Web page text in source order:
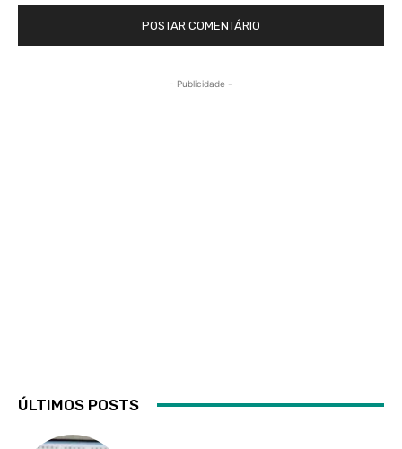
- Publicidade -
ÚLTIMOS POSTS